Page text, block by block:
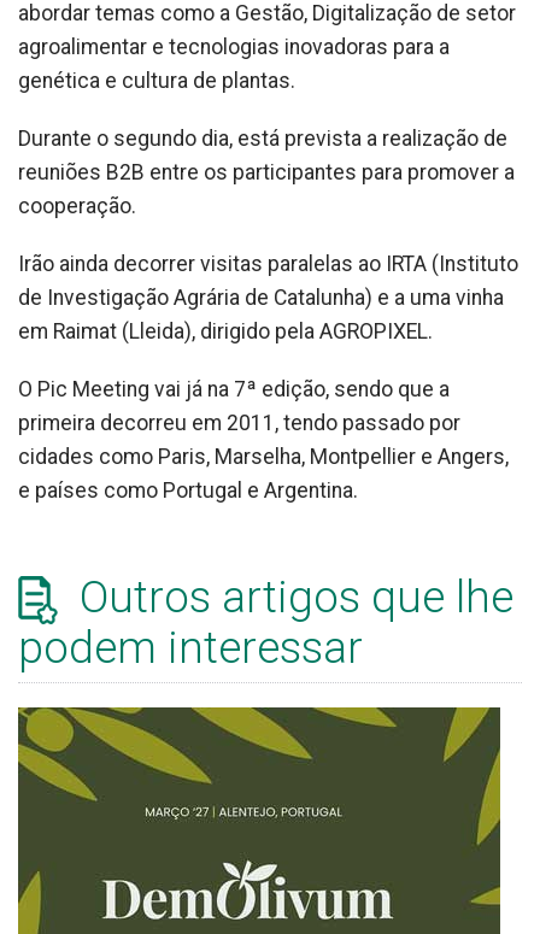
abordar temas como a Gestão, Digitalização de setor
agroalimentar e tecnologias inovadoras para a
genética e cultura de plantas.
Durante o segundo dia, está prevista a realização de
reuniões B2B entre os participantes para promover a
cooperação.
Irão ainda decorrer visitas paralelas ao IRTA (Instituto
de Investigação Agrária de Catalunha) e a uma vinha
em Raimat (Lleida), dirigido pela AGROPIXEL.
O Pic Meeting vai já na 7ª edição, sendo que a
primeira decorreu em 2011, tendo passado por
cidades como Paris, Marselha, Montpellier e Angers,
e países como Portugal e Argentina.
Outros artigos que lhe
podem interessar